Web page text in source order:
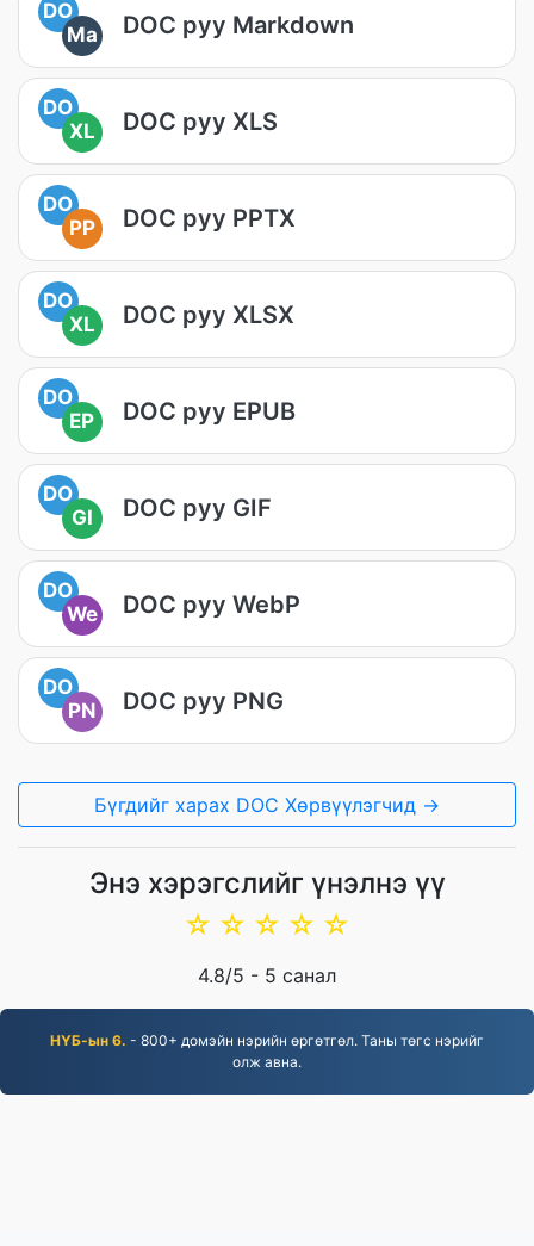
DO
Ma
DOC руу Markdown
DO
XL
DOC руу XLS
DO
PP
DOC руу PPTX
DO
XL
DOC руу XLSX
DO
EP
DOC руу EPUB
DO
GI
DOC руу GIF
DO
We
DOC руу WebP
DO
PN
DOC руу PNG
Бүгдийг харах DOC Хөрвүүлэгчид →
Энэ хэрэгслийг үнэлнэ үү
☆
☆
☆
☆
☆
4.8/5 - 5 санал
НҮБ-ын 6. - 800+ домэйн нэрийн өргөтгөл. Таны төгс нэрийг
олж авна.